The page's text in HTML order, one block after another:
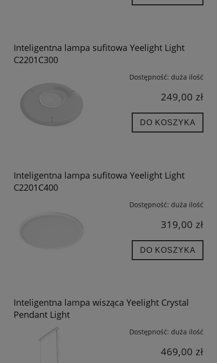
Inteligentna lampa sufitowa Yeelight Light
C2201C300
Dostępność: duża ilość
249,00 zł
DO KOSZYKA
Inteligentna lampa sufitowa Yeelight Light
C2201C400
Dostępność: duża ilość
319,00 zł
DO KOSZYKA
Inteligentna lampa wisząca Yeelight Crystal
Pendant Light
Dostępność: duża ilość
469,00 zł